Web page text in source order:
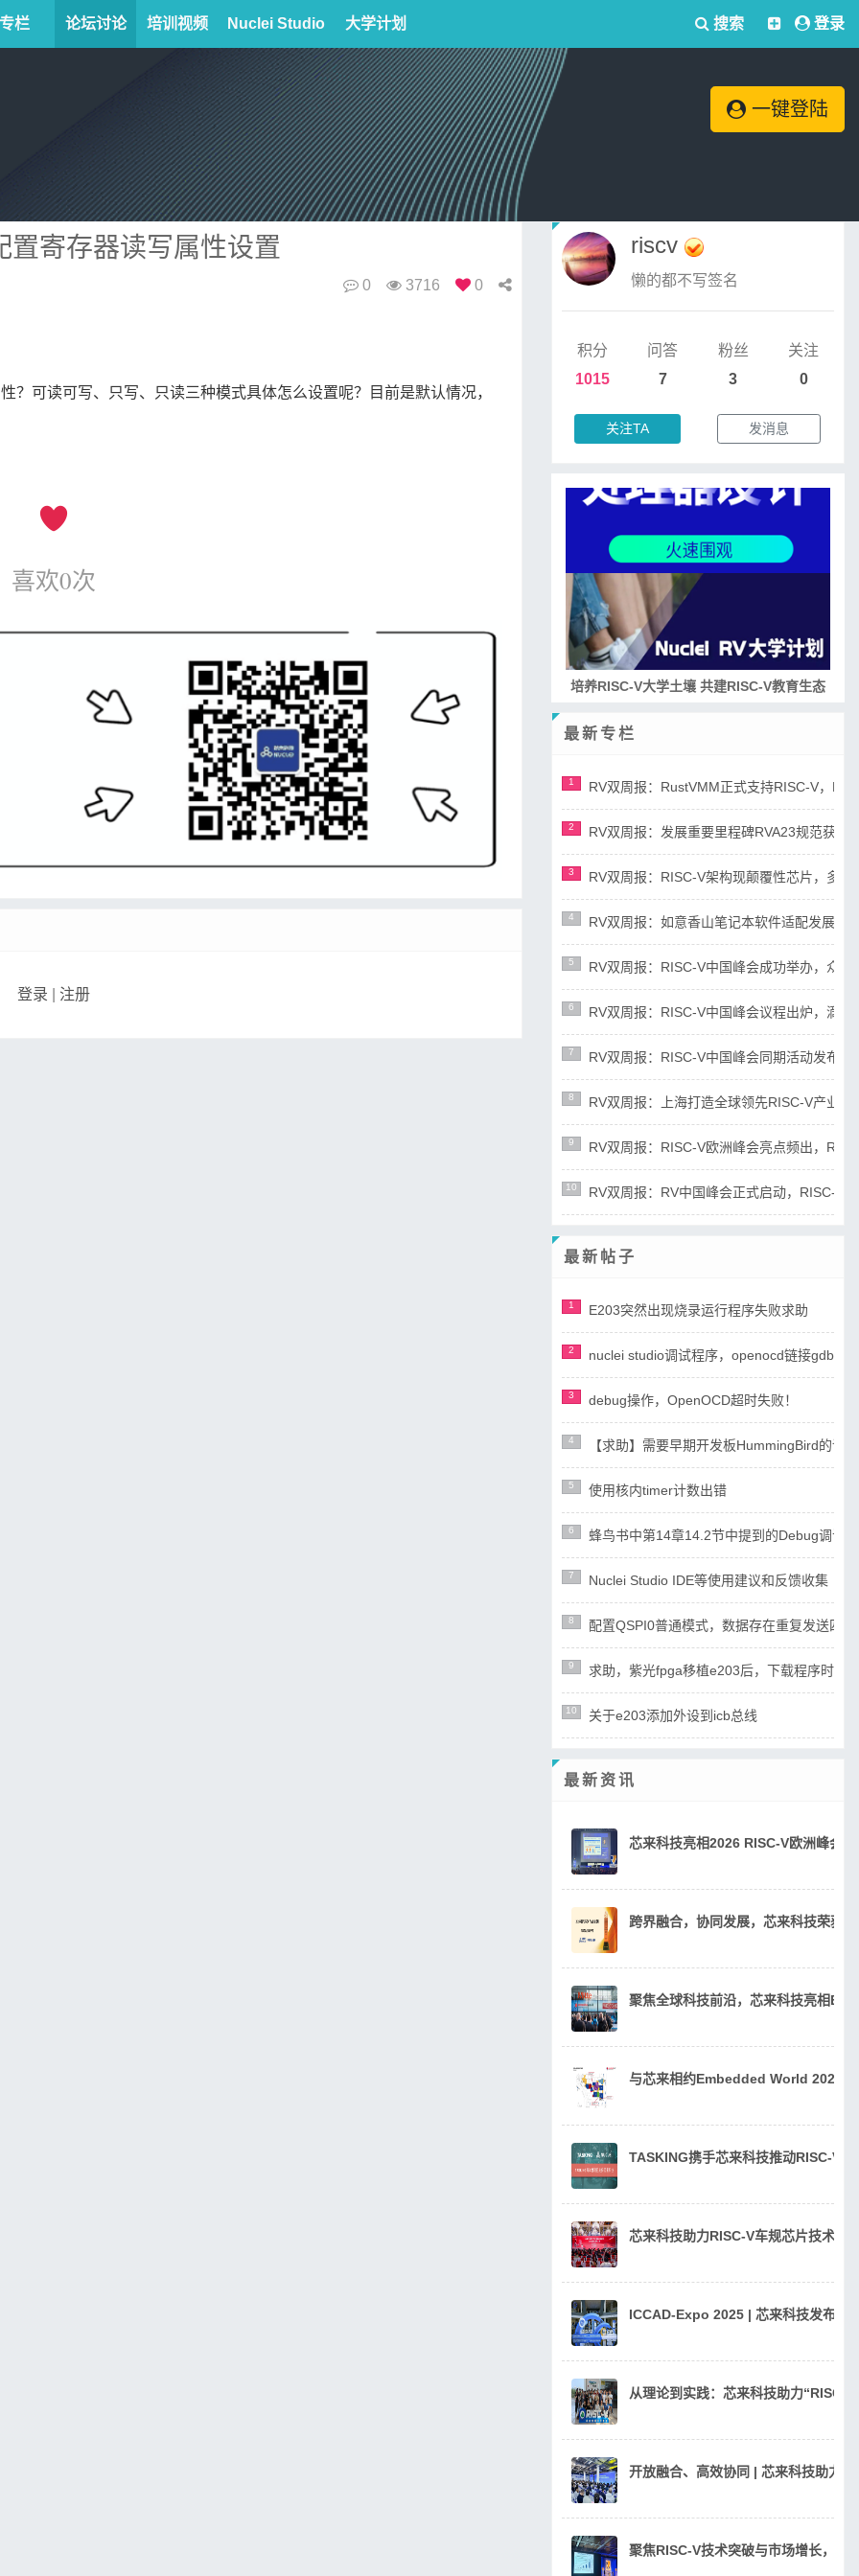
栏 论坛讨论 培训视频 Nuclei Studio 大学计划 搜索 登录
一键登陆
寄存器读写属性设置
0 3716 0
？可读可写、只写、只读三种模式具体怎么设置呢？目前是默认情况，
喜欢0次
登录 注册
riscv
懒的都不写签名
积分
1015
问答
7
粉丝
3
关注
0
关注TA 发消息
培养RISC-V大学土壤 共建RISC-V教育生态
最新专栏
1 RV双周报：RustVMM正式支持RISC-V，
2 RV双周报：发展重要里程碑RVA23规范获
3 RV双周报：RISC-V架构现颠覆性芯片，多
4 RV双周报：如意香山笔记本软件适配发展
5 RV双周报：RISC-V中国峰会成功举办，众
6 RV双周报：RISC-V中国峰会议程出炉，滴
7 RV双周报：RISC-V中国峰会同期活动发布
8 RV双周报：上海打造全球领先RISC-V产业
9 RV双周报：RISC-V欧洲峰会亮点频出，
10 RV双周报：RV中国峰会正式启动，RISC-V
最新帖子
1 E203突然出现烧录运行程序失败求助
2 nuclei studio调试程序，openocd链接gdb失
3 debug操作，OpenOCD超时失败！
4 【求助】需要早期开发板HummingBird的详
5 使用核内timer计数出错
6 蜂鸟书中第14章14.2节中提到的Debug调试
7 Nuclei Studio IDE等使用建议和反馈收集
8 配置QSPI0普通模式，数据存在重复发送四
9 求助，紫光fpga移植e203后，下载程序时
10 关于e203添加外设到icb总线
最新资讯
芯来科技亮相2026 RISC-V欧洲峰会
跨界融合，协同发展，芯来科技荣获
聚焦全球科技前沿，芯来科技亮相
与芯来相约Embedded World 2026，
TASKING携手芯来科技推动RISC-V汽
芯来科技助力RISC-V车规芯片技术与
ICCAD-Expo 2025 | 芯来科技发布
从理论到实践：芯来科技助力“RISC-
开放融合、高效协同 | 芯来科技助力
聚焦RISC-V技术突破与市场增长，芯